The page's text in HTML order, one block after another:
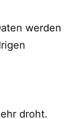
werden
droht.